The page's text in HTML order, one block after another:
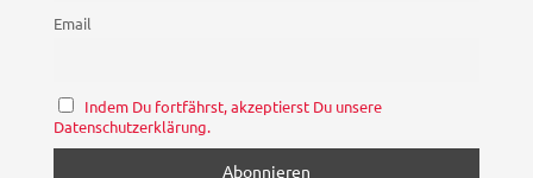
Email
Indem Du fortfährst, akzeptierst Du unsere
Datenschutzerklärung.